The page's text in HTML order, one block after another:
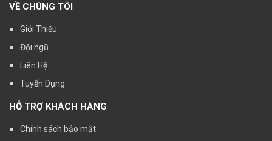
VỀ CHÚNG TÔI
Giới Thiệu
Đội ngũ
Liên Hệ
Tuyển Dụng
HỖ TRỢ KHÁCH HÀNG
Chính sách bảo mật